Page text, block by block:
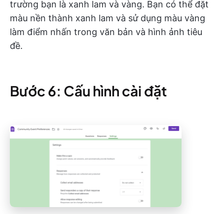
trường bạn là xanh lam và vàng. Bạn có thể đặt
màu nền thành xanh lam và sử dụng màu vàng
làm điểm nhấn trong văn bản và hình ảnh tiêu
đề.
Bước 6: Cấu hình cài đặt